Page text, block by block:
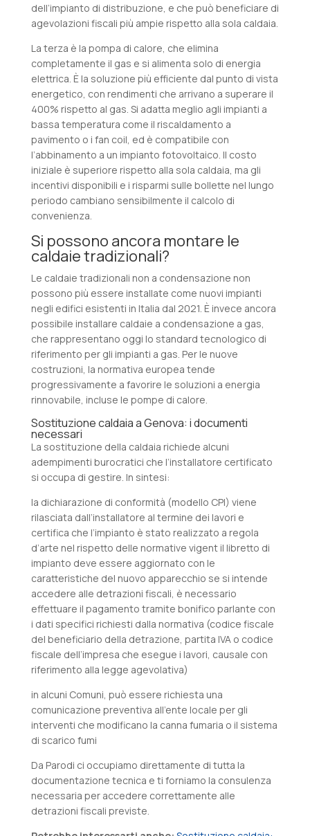
dell’impianto di distribuzione, e che può beneficiare di
agevolazioni fiscali più ampie rispetto alla sola caldaia.
La terza è la pompa di calore, che elimina
completamente il gas e si alimenta solo di energia
elettrica. È la soluzione più efficiente dal punto di vista
energetico, con rendimenti che arrivano a superare il
400% rispetto al gas. Si adatta meglio agli impianti a
bassa temperatura come il riscaldamento a
pavimento o i fan coil, ed è compatibile con
l’abbinamento a un impianto fotovoltaico. Il costo
iniziale è superiore rispetto alla sola caldaia, ma gli
incentivi disponibili e i risparmi sulle bollette nel lungo
periodo cambiano sensibilmente il calcolo di
convenienza.
Si possono ancora montare le
caldaie tradizionali?
Le caldaie tradizionali non a condensazione non
possono più essere installate come nuovi impianti
negli edifici esistenti in Italia dal 2021. È invece ancora
possibile installare caldaie a condensazione a gas,
che rappresentano oggi lo standard tecnologico di
riferimento per gli impianti a gas. Per le nuove
costruzioni, la normativa europea tende
progressivamente a favorire le soluzioni a energia
rinnovabile, incluse le pompe di calore.
Sostituzione caldaia a Genova: i documenti
necessari
La sostituzione della caldaia richiede alcuni
adempimenti burocratici che l’installatore certificato
si occupa di gestire. In sintesi:
la dichiarazione di conformità (modello CPI) viene
rilasciata dall’installatore al termine dei lavori e
certifica che l’impianto è stato realizzato a regola
d’arte nel rispetto delle normative vigent il libretto di
impianto deve essere aggiornato con le
caratteristiche del nuovo apparecchio se si intende
accedere alle detrazioni fiscali, è necessario
effettuare il pagamento tramite bonifico parlante con
i dati specifici richiesti dalla normativa (codice fiscale
del beneficiario della detrazione, partita IVA o codice
fiscale dell’impresa che esegue i lavori, causale con
riferimento alla legge agevolativa)
in alcuni Comuni, può essere richiesta una
comunicazione preventiva all’ente locale per gli
interventi che modificano la canna fumaria o il sistema
di scarico fumi
Da Parodi ci occupiamo direttamente di tutta la
documentazione tecnica e ti forniamo la consulenza
necessaria per accedere correttamente alle
detrazioni fiscali previste.